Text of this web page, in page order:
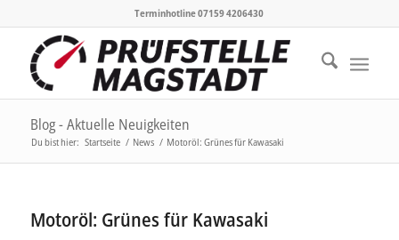
Terminhotline 07159 4206430
Blog - Aktuelle Neuigkeiten
Du bist hier: Startseite / News / Motoröl: Grünes für Kawasaki
Motoröl: Grünes für Kawasaki